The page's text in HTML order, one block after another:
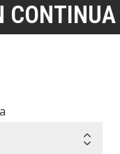
CONTINUA